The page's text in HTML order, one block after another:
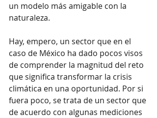
un modelo más amigable con la
naturaleza.
Hay, empero, un sector que en el
caso de México ha dado pocos visos
de comprender la magnitud del reto
que significa transformar la crisis
climática en una oportunidad. Por si
fuera poco, se trata de un sector que
de acuerdo con algunas mediciones